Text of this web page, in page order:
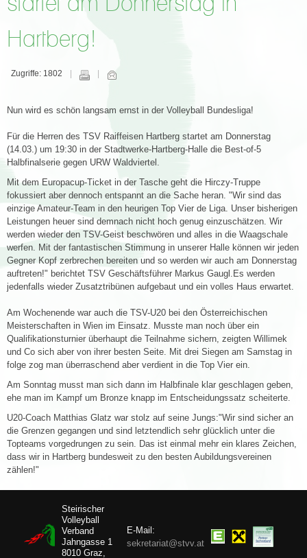
Hartberg!
Zugriffe: 1802
Nun wird es schön langsam ernst in der Volleyball Bundesliga!
Für die Herren des TSV Raiffeisen Hartberg startet am Donnerstag
(14.03.) um 19:30 in der Stadtwerke-Hartberg-Halle die Best-of-5
Halbfinalserie gegen URW Waldviertel.
Mit dem Europacup-Ticket in der Tasche geht die Hirczy-Truppe
fokussiert aber dennoch entspannt an die Sache heran. "Wir sind das
einzige Amateur-Team in den heurigen Top Vier de Liga. Unser bisherigen
Leistungen heuer sind demnach nicht hoch genug einzuschätzen. Wir
werden wieder den TSV-Geist beschwören und alles in die Waagschale
werfen. Mit der fantastischen Stimmung in unserer Halle können wir jeden
Gegner Kopf zerbrechen bereiten und so werden wir auch am Donnerstag
auftreten!" berichtet TSV Geschäftsführer Markus Gaugl.Es werden
jedenfalls wieder Zusatztribünen aufgebaut und ein volles Haus erwartet.
Am Wochenende war auch die TSV-U20 bei den Österreichischen
Meisterschaften in Wien im Einsatz. Musste man noch über ein
Qualifikationsturnier überhaupt die Teilnahme sichern, zeigten Willimek
und Co sich aber von ihrer besten Seite. Mit drei Siegen am Samstag in
folge zog man überraschend aber verdient in die Top Vier ein.
Am Sonntag musst man sich dann im Halbfinale klar geschlagen geben,
ehe man im Kampf um Bronze knapp im Entscheidungssatz scheiterte.
U20-Coach Matthias Glatz war stolz auf seine Jungs:"Wir sind sicher an
die Grenzen gegangen und sind letztendlich sehr glücklich unter die
Topteams vorgedrungen zu sein. Das ist einmal mehr ein klares Zeichen,
dass wir in Hartberg bundesweit zu den besten Aubildungsvereinen
zählen!"
Steirischer
Volleyball
Verband
Jahngasse 1
8010 Graz,
E-Mail:
sekretariat@stvv.at